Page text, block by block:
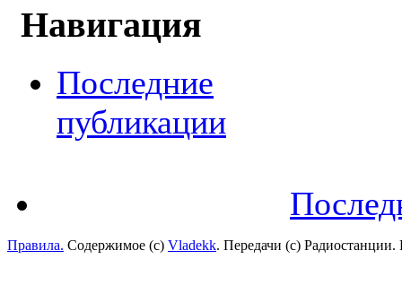
Навигация
Последние
публикации
Правила. Содержимое (с) Vladekk. Передачи (с)